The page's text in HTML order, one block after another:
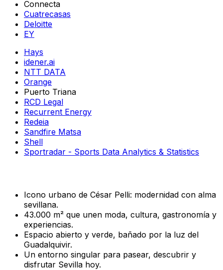
Connecta
Cuatrecasas
Deloitte
EY
Hays
idener.ai
NTT DATA
Orange
Puerto Triana
RCD Legal
Recurrent Energy
Redeia
Sandfire Matsa
Shell
Sportradar - Sports Data Analytics & Statistics
Icono urbano de César Pelli: modernidad con alma
sevillana.
43.000 m² que unen moda, cultura, gastronomía y
experiencias.
Espacio abierto y verde, bañado por la luz del
Guadalquivir.
Un entorno singular para pasear, descubrir y
disfrutar Sevilla hoy.